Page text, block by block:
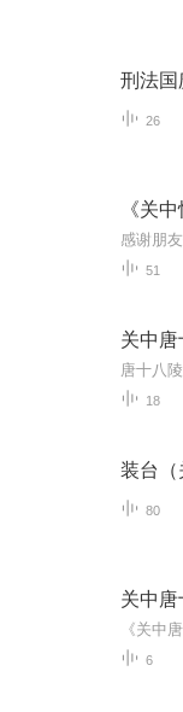
刑法国
26
《关中
51
关中唐
18
装台（
80
关中唐
6